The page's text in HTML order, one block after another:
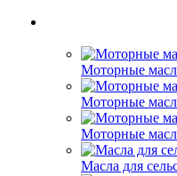
Моторные
Моторные
Моторные
Масла для